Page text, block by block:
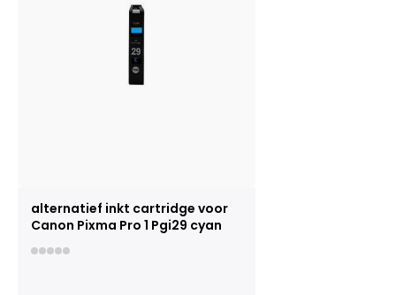
alternatief inkt cartridge voor
Canon Pixma Pro 1 Pgi29 cyan